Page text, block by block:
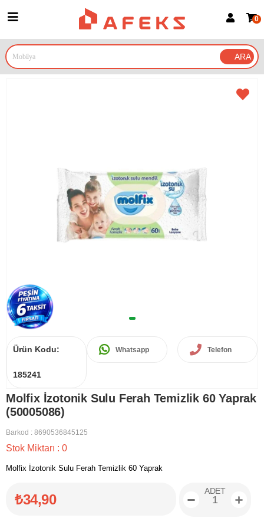
Google İle Bağlan
0
Ürün Kodu:
185241
Whatsapp Telefon
Molfix İzotonik Sulu Ferah Temizlik 60 Yaprak
(50005086)
Barkod : 8690536845125
Stok Miktarı : 0
Molfix İzotonik Sulu Ferah Temizlik 60 Yaprak
₺34,90
ADET